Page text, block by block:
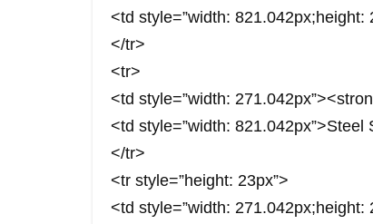
<td style=”width:
</tr>
<tr>
<td style=”width:
<td style=”width: 821.042px”>Steel
</tr>
<tr style=”height: 23px”>
<td style=”width: